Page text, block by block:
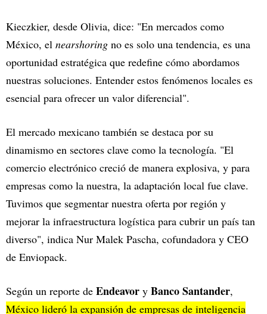
Kieczkier, desde Olivia, dice: "En mercados como
México, el nearshoring no es solo una tendencia, es una
oportunidad estratégica que redefine cómo abordamos
nuestras soluciones. Entender estos fenómenos locales es
esencial para ofrecer un valor diferencial".
El mercado mexicano también se destaca por su
dinamismo en sectores clave como la tecnología. "El
comercio electrónico creció de manera explosiva, y para
empresas como la nuestra, la adaptación local fue clave.
Tuvimos que segmentar nuestra oferta por región y
mejorar la infraestructura logística para cubrir un país tan
diverso", indica Nur Malek Pascha, cofundadora y CEO
de Enviopack.
Según un reporte de Endeavor y Banco Santander,
México lideró la expansión de empresas de inteligencia